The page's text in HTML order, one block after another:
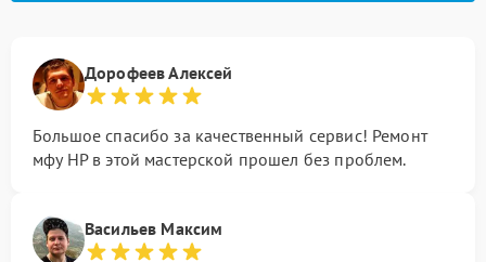
Дорофеев Алексей
Большое спасибо за качественный сервис! Ремонт
мфу HP в этой мастерской прошел без проблем.
Васильев Максим